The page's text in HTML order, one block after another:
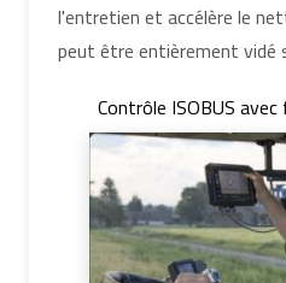
l'entretien et accélère le
peut être entièrement vidé
Contrôle ISOBUS